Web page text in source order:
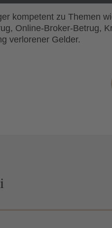
kompetent zu Themen
Online-Broker-Betrug,
verlorener Gelder.